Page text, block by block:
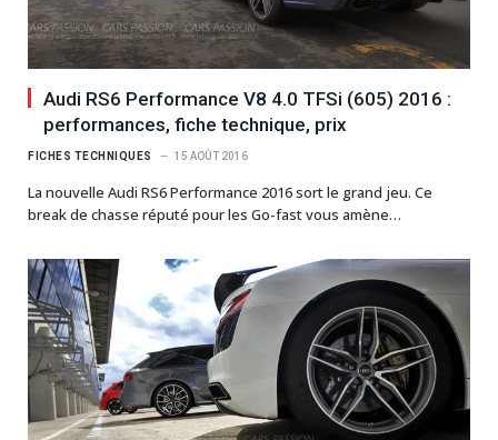
Audi RS6 Performance V8 4.0 TFSi (605) 2016 :
performances, fiche technique, prix
FICHES TECHNIQUES 15 AOÛT 2016
La nouvelle Audi RS6 Performance 2016 sort le grand jeu. Ce
break de chasse réputé pour les Go-fast vous amène…